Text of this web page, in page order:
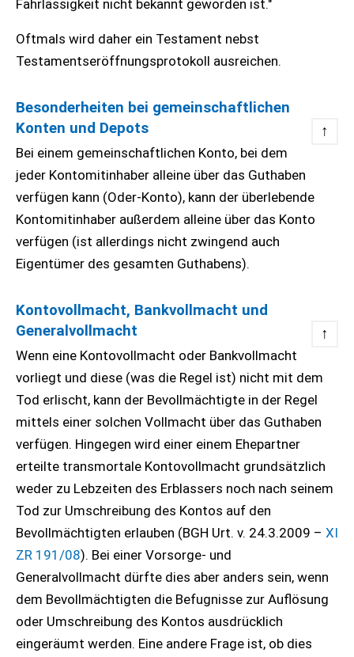
Fahrlässigkeit nicht bekannt geworden ist."
Oftmals wird daher ein Testament nebst
Testamentseröffnungsprotokoll ausreichen.
Besonderheiten bei gemeinschaftlichen
Konten und Depots
↑
Bei einem gemeinschaftlichen Konto, bei dem
jeder Kontomitinhaber alleine über das Guthaben
verfügen kann (Oder-Konto), kann der überlebende
Kontomitinhaber außerdem alleine über das Konto
verfügen (ist allerdings nicht zwingend auch
Eigentümer des gesamten Guthabens).
Kontovollmacht, Bankvollmacht und
Generalvollmacht
↑
Wenn eine Kontovollmacht oder Bankvollmacht
vorliegt und diese (was die Regel ist) nicht mit dem
Tod erlischt, kann der Bevollmächtigte in der Regel
mittels einer solchen Vollmacht über das Guthaben
verfügen. Hingegen wird einer einem Ehepartner
erteilte transmortale Kontovollmacht grundsätzlich
weder zu Lebzeiten des Erblassers noch nach seinem
Tod zur Umschreibung des Kontos auf den
Bevollmächtigten erlauben (BGH Urt. v. 24.3.2009 – XI
ZR 191/08). Bei einer Vorsorge- und
Generalvollmacht dürfte dies aber anders sein, wenn
dem Bevollmächtigten die Befugnisse zur Auflösung
oder Umschreibung des Kontos ausdrücklich
eingeräumt werden. Eine andere Frage ist, ob dies